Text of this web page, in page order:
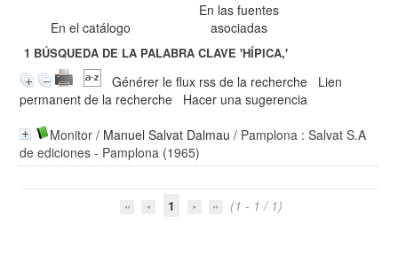
En el catálogo
En las fuentes
asociadas
1 BÚSQUEDA DE LA PALABRA CLAVE'HÍPICA,'
Générer le flux rss de la recherche
Lien
permanent de la recherche
Hacer una sugerencia
Monitor / Manuel Salvat Dalmau / Pamplona : Salvat S.A
de ediciones - Pamplona (1965)
1 (1 - 1 / 1)